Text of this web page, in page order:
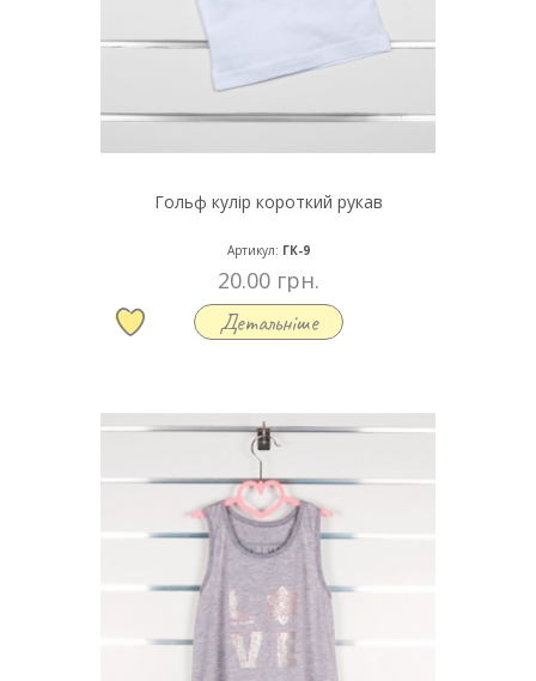
Гольф кулір короткий рукав
Артикул: ГК-9
20.00 грн.
Детальніше